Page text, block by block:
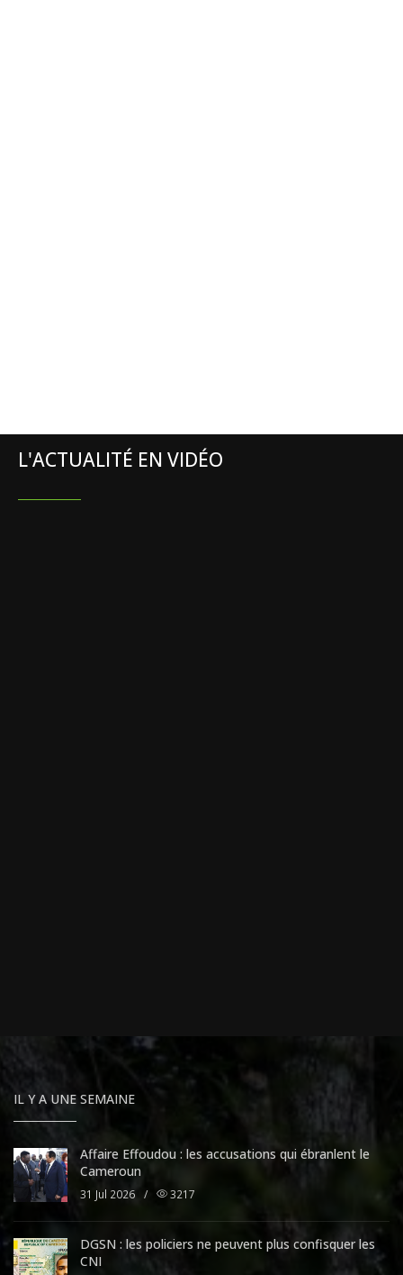
L'ACTUALITÉ EN VIDÉO
IL Y A UNE SEMAINE
Affaire Effoudou : les accusations qui ébranlent le
Cameroun
31 Jul 2026 / 3217
DGSN : les policiers ne peuvent plus confisquer les
CNI